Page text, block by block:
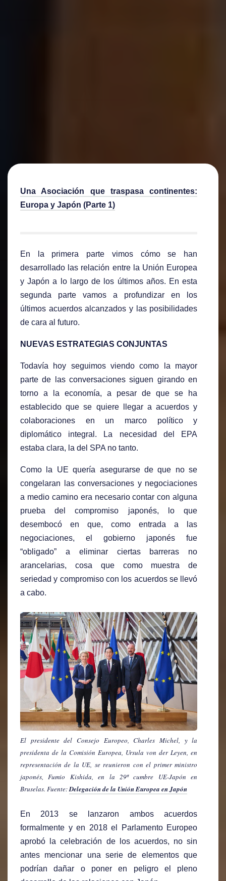
Una Asociación que traspasa continentes:
Europa y Japón (Parte 1)
En la primera parte vimos cómo se han
desarrollado las relación entre la Unión Europea
y Japón a lo largo de los últimos años. En esta
segunda parte vamos a profundizar en los
últimos acuerdos alcanzados y las posibilidades
de cara al futuro.
NUEVAS ESTRATEGIAS CONJUNTAS
Todavía hoy seguimos viendo como la mayor
parte de las conversaciones siguen girando en
torno a la economía, a pesar de que se ha
establecido que se quiere llegar a acuerdos y
colaboraciones en un marco político y
diplomático integral. La necesidad del EPA
estaba clara, la del SPA no tanto.
Como la UE quería asegurarse de que no se
congelaran las conversaciones y negociaciones
a medio camino era necesario contar con alguna
prueba del compromiso japonés, lo que
desembocó en que, como entrada a las
negociaciones, el gobierno japonés fue
“obligado” a eliminar ciertas barreras no
arancelarias, cosa que como muestra de
seriedad y compromiso con los acuerdos se llevó
a cabo.
El presidente del Consejo Europeo, Charles Michel, y la
presidenta de la Comisión Europea, Ursula von der Leyen, en
representación de la UE, se reunieron con el primer ministro
japonés, Fumio Kishida, en la 29ª cumbre UE-Japón en
Bruselas. Fuente:Delegación de la Unión Europea en Japón
En 2013 se lanzaron ambos acuerdos
formalmente y en 2018 el Parlamento Europeo
aprobó la celebración de los acuerdos, no sin
antes mencionar una serie de elementos que
podrían dañar o poner en peligro el pleno